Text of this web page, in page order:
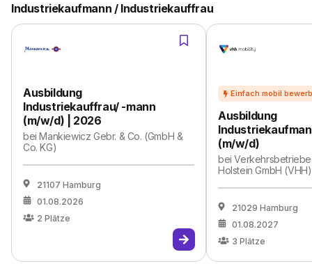
Industriekaufmann / Industriekauffrau
Ausbildung
Industriekauffrau/ -mann
(m/w/d) | 2026
beiMankiewicz Gebr. & Co. (GmbH &
Co. KG)
21107 Hamburg
01.08.2026
2 Plätze
Ausbildung
(m/w/d)
bei
Holstein GmbH (VHH)
21029 Hamburg
01.08.2027
3 Plätze